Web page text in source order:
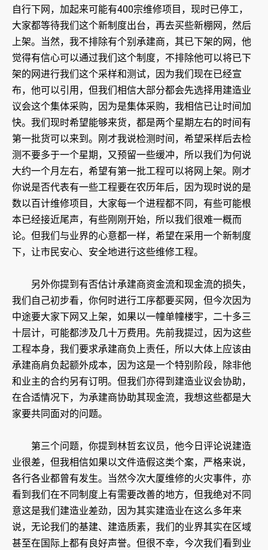
自行下网，加起来可能有400宗维修项目，现时已停工，
大家都等待我们这个新制度出台，再去买些新棚网，然后
上架。当然，我不排除有个别承建商，其已下架的网，他
觉得有信心可以通过我们这个制度，不排除他可以将已下
架的网进行我们这个采样和测试，因为我们现在已经宣
布，他可以引用，但我们相信大部分都会先选择用建造业
议会这个集体采购，因为是集体采购，我相信已让时间加
快。我们现时希望能够来货，都是两个星期左右的时间有
第一批货可以来到。刚才我说检测时间，希望采样后去检
测不要多于一个星期，又预留一些缓冲，所以我们为何说
大约一个月左右，希望有第一批工程可以将网上架。刚才
你说是否代表有一些工程要在农历年后，因为现时说的是
数以百计维修项目，大家每一个进程都不同，有些可能根
本已经接近尾声，有些刚刚开始，所以我们很难一概而
论。但我们与业界的心意都一样，希望在采用一个新制度
下，让市民安心、安全地进行这些维修工程。
另外你提到有否估计承建商资金流和现金流的损失，
我们自己初步看，你何时进行工序都要买网，但今次因为
中途要大家下网又上架，如果以一幢单幢楼宇，二十多三
十层计，可能都涉及几十万费用。先前我提过，因为这些
工程本身，我们要求承建商负上责任，所以大体上应该由
承建商肩负起额外成本，因为这是一个特别阶段，除非他
和业主的合约另有订明。但我们亦得到建造业议会协助，
在合适情况下，为承建商协助其现金流，我想这些都是大
家要共同面对的问题。
第三个问题，你提到林哲玄议员，他今日评论说建造
业很差，但我相信如果以文件造假这类个案，严格来说，
各行各业都曾有发生。当然今次大厦维修的火灾事件，亦
看到我们在不同制度上有需要改善的地方，但我绝对不同
意这是我们建造业差劲，因为其实建造业在这么多年来
说，无论我们的基建、建造质素，我们的业界其实在区域
甚至在国际上都有良好声誉。但很不幸，今次我们看到业